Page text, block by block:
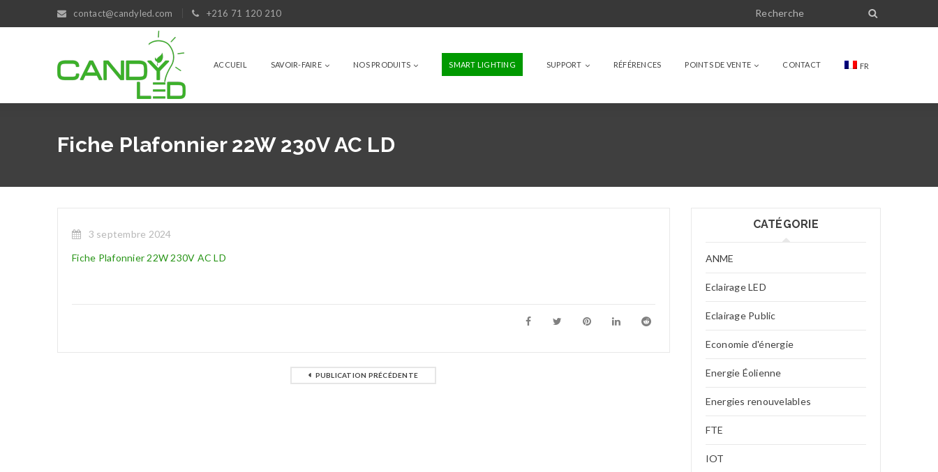
contact@candyled.com +216 71 120 210
ACCUEIL SAVOIR-FAIRE NOS PRODUITS SMART LIGHTING SUPPORT RÉFÉRENCES POINTS DE VENTE CONTACT FR
Fiche Plafonnier 22W 230V AC LD
3 septembre 2024
Fiche Plafonnier 22W 230V AC LD
PUBLICATION PRÉCÉDENTE
CATÉGORIE
ANME
Eclairage LED
Eclairage Public
Economie d'énergie
Energie Éolienne
Energies renouvelables
FTE
IOT